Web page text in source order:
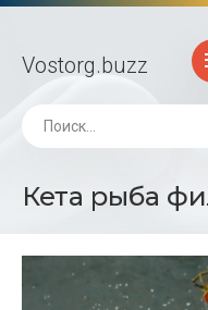
Vostorg.buzz
Кета рыба